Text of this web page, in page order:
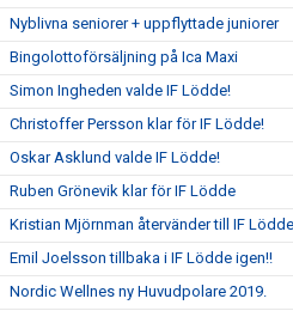
Nyblivna seniorer + uppflyttade juniorer
Bingolottoförsäljning på Ica Maxi
Simon Ingheden valde IF Lödde!
Christoffer Persson klar för IF Lödde!
Oskar Asklund valde IF Lödde!
Ruben Grönevik klar för IF Lödde
Kristian Mjörnman återvänder till IF
Emil Joelsson tillbaka i IF Lödde igen!!
Nordic Wellnes ny Huvudpolare 2019.